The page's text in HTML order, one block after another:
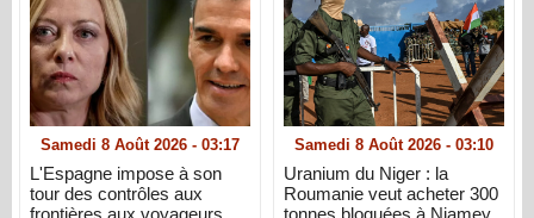
Samedi 8 Août 2026 - 03:17
L'Espagne impose à son
tour des contrôles aux
frontières aux voyageurs
Samedi 8 Août 2026 - 03:10
Uranium du Niger : la
Roumanie veut acheter 300
tonnes bloquées à Niamey